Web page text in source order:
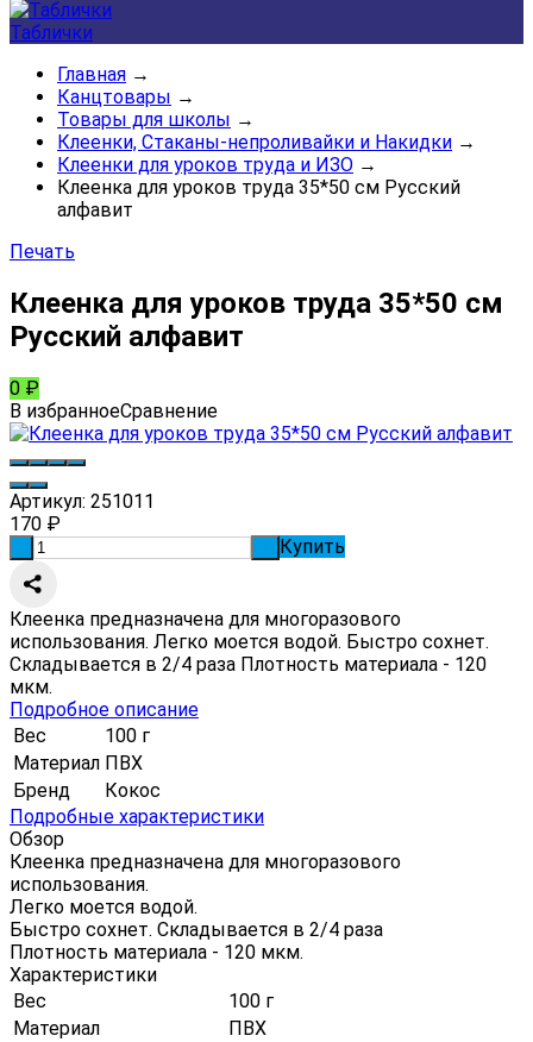
Таблички
Главная →
Канцтовары →
Товары для школы →
Клеенки, Стаканы-непроливайки и Накидки →
Клеенки для уроков труда и ИЗО →
Клеенка для уроков труда 35*50 см Русский
алфавит
Печать
Клеенка для уроков труда 35*50 см
Русский алфавит
0 ₽
В избранноеСравнение
Артикул: 251011
170 ₽
Купить
Клеенка предназначена для многоразового
использования. Легко моется водой. Быстро сохнет.
Складывается в 2/4 раза Плотность материала - 120
мкм.
Подробное описание
Вес
100 г
Материал ПВХ
Бренд
Кокос
Подробные характеристики
Обзор
Клеенка предназначена для многоразового
использования.
Легко моется водой.
Быстро сохнет. Складывается в 2/4 раза
Плотность материала - 120 мкм.
Характеристики
Вес
100 г
Материал
ПВХ